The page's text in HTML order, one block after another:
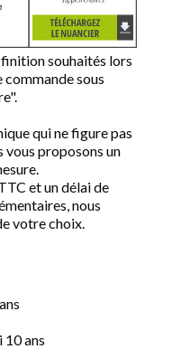
souhaités lors
sous
qui ne figure pas
vous proposons un
et un délai de
nous
votre choix.
ans